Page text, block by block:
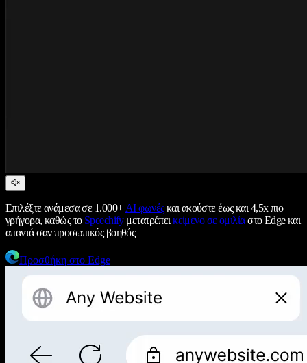
Επιλέξτε ανάμεσα σε 1.000+ AI φωνέςκαι ακούστε έως και 4,5x πιο
γρήγορα, καθώς το Speechifyμετατρέπεικείμενο σε ομιλίαστο Edge και
απαντά σαν προσωπικός βοηθός
Προσθήκη στο Edge